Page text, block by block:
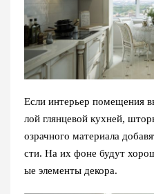
Если интерьер помещения
лой глянцевой кухней,
озрачного материала
сти. На их фоне будут
ые элементы декора.